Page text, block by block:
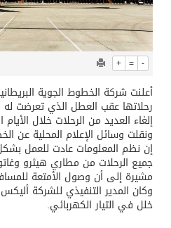
+ = -
أعلنت شركة الخطوط الجوية
رحلاتها عقب العطل الذي تعرضت
إلغاء العديد من الرحلات خلال الأيام
ونقلت وسائل الإعلام المحلية عن
إن نظم المعلومات عادت للعمل
جميع الرحلات من مطاري هيثرو
مشيرة إلى أن وصول الأمتعة
وكان المدير التنفيذي للشركة
خلل في التيار الكهربائي.